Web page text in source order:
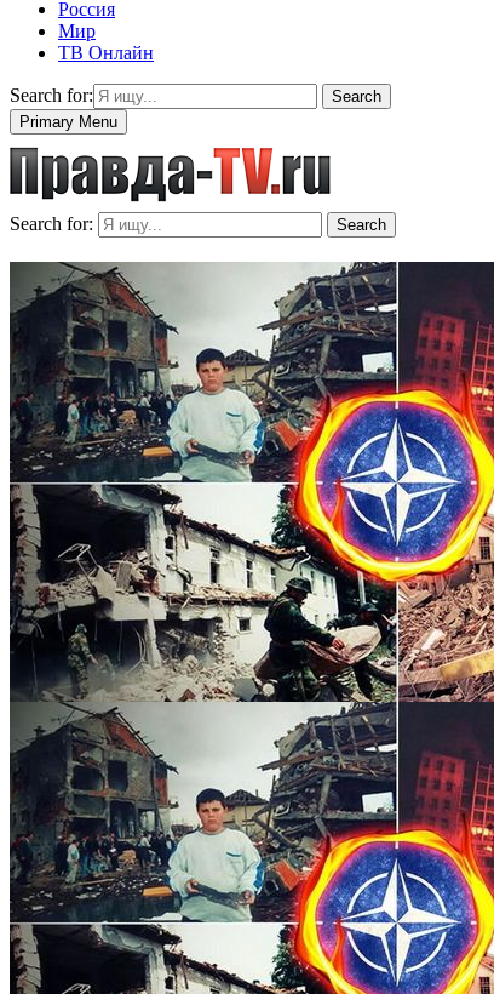
Россия
Мир
ТВ Онлайн
Search for:
Search
Primary Menu
Search for: Search